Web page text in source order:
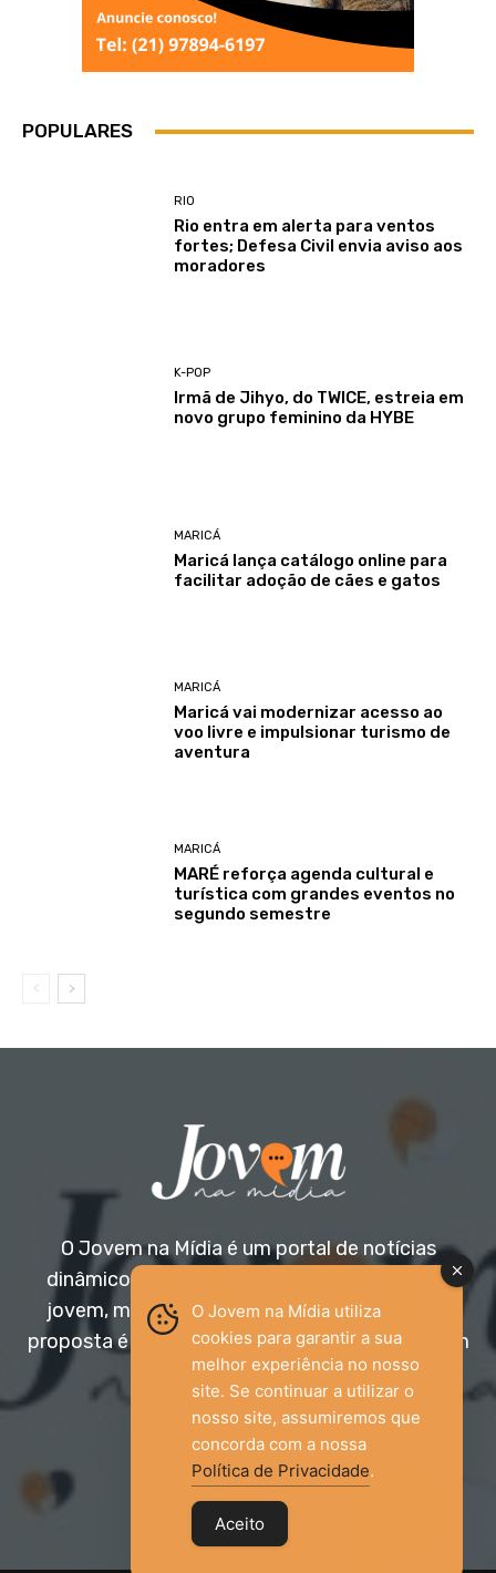
POPULARES
RIO
Rio entra em alerta para ventos
fortes; Defesa Civil envia aviso aos
moradores
K-POP
Irmã de Jihyo, do TWICE, estreia em
novo grupo feminino da HYBE
MARICÁ
Maricá lança catálogo online para
facilitar adoção de cães e gatos
MARICÁ
Maricá vai modernizar acesso ao
voo livre e impulsionar turismo de
aventura
MARICÁ
MARÉ reforça agenda cultural e
turística com grandes eventos no
segundo semestre
O Jovem na Mídia é um portal de notícias
dinâmico e acessível, voltado para o público
jovem, mas aberto a todas as idades. Nossa
proposta é trazer informação relevante com um
olhar diferenciado.
Entre em contato:
jovemnamidia2017@gmail.com
O Jovem na Mídia utiliza
cookies para garantir a sua
melhor experiência no nosso
site. Se continuar a utilizar o
nosso site, assumiremos que
concorda com a nossa
Política de Privacidade.
Aceito